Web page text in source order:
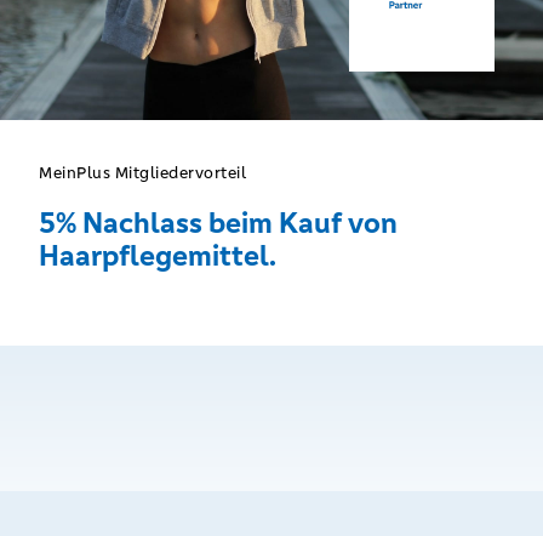
MeinPlus Mitgliedervorteil
5% Nachlass beim Kauf von
Haarpflegemittel.